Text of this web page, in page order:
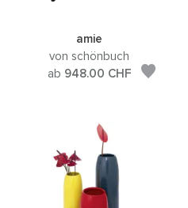
amie
von schönbuch
ab 948.00 CHF